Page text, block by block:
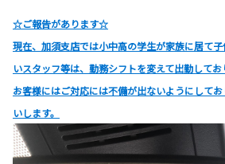
☆ご報告があります☆
現在、加須支店では小中高の学生が家族に居て
いスタッフ等は、勤務シフトを変えて出勤してお
お客様にはご対応には不備が出ないようにして
いします。